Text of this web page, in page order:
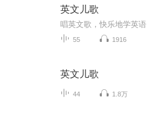
英文儿歌
唱英文歌，快乐地学英语
55 1916
英文儿歌
44 1.8万